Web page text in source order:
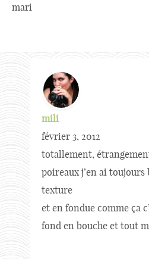
mari
mili
février 3, 2012
totallement,
poireaux j’en ai toujours
texture
et en fondue comme ça
fond en bouche et tout